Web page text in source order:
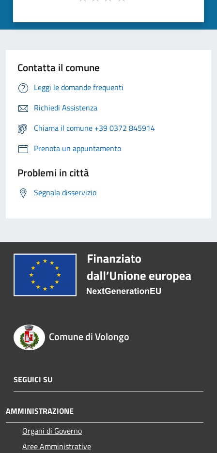
Contatta il comune
Leggi le domande frequenti
Richiedi Assistenza
Chiama il comune +39 0372 845914
Prenota un appuntamento
Problemi in città
Segnala disservizio
Comune di Volongo
SEGUICI SU
AMMINISTRAZIONE
Organi di Governo
Aree Amministrative